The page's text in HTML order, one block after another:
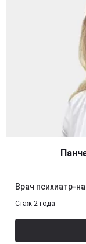
Врач психиатр-
Стаж 2 года